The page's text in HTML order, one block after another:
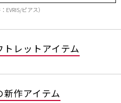
EVRIS/ピアス）
レットアイテム
新作アイテム